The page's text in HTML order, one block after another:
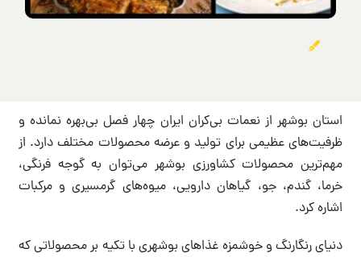
استان بوشهر از نعمات بی‌کران ایران چهار فصل بی‌بهره نمانده و
ظرفیت‌های عظیمی برای تولید و عرضه محصولات مختلف دارد. از
مهم‌ترین محصولات کشاورزی بوشهر می‌توان به گوجه فرنگی،
خرما، گندم، جو، گیاهان دارویی، میوه‌های گرمسیری و مرکبات
اشاره کرد.
دنیای رنگارنگ و خوشمزه غذاهای بوشهری با تکیه بر محصولاتی که